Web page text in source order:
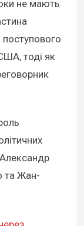
не мають
поступового
тоді як
та Жан-